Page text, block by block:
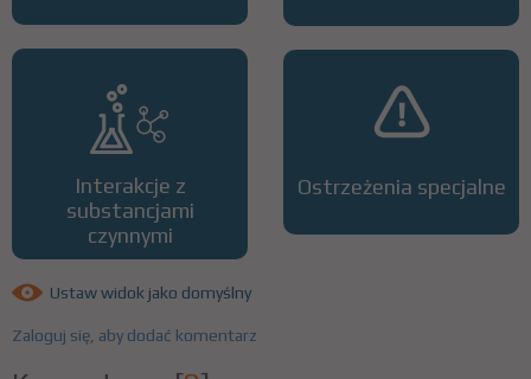
Interakcje z
substancjami
czynnymi
Ostrzeżenia specjalne
Ustaw widok jako domyślny
Zaloguj się, aby dodać komentarz